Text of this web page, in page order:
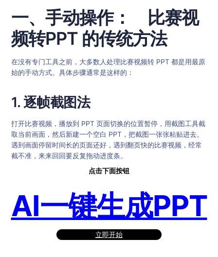
一、手动操作： 比赛视
频转PPT 的传统方法
在没有专门工具之前，大多数人处理比赛视频转 PPT 都是用最原
始的手动方式。具体步骤通常是这样的：
1. 逐帧截图法
打开比赛视频，播放到 PPT 页面切换的位置暂停，用截图工具截
取当前画面，然后新建一个空白 PPT，把截图一张张粘贴进去。
遇到画面停留时间长的页面还好，遇到翻页快的比赛视频，经常
截不准，来来回回要反复拖动进度条。
点击下面按钮
AI一键生成PPT
立即开始